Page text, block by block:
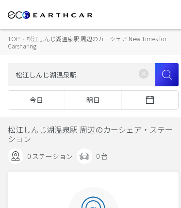
TOP › 松江しんじ湖温泉駅 周辺のカーシェア New Times for
Carsharing
今日 明日
松江しんじ湖温泉駅 周辺のカーシェア・ステー
ション
0 ステーション 0 台